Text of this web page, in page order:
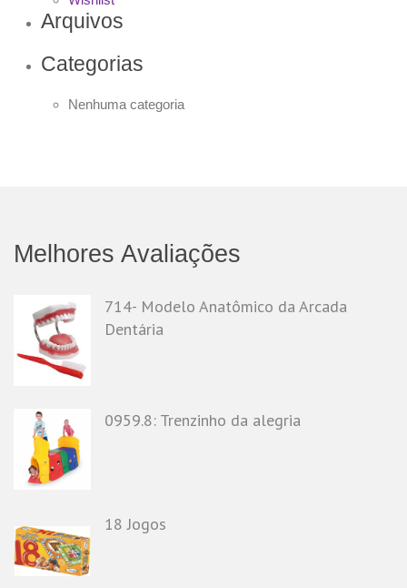
Arquivos
Categorias
Nenhuma categoria
Melhores Avaliações
714- Modelo Anatômico da Arcada
Dentária
0959.8: Trenzinho da alegria
18 Jogos